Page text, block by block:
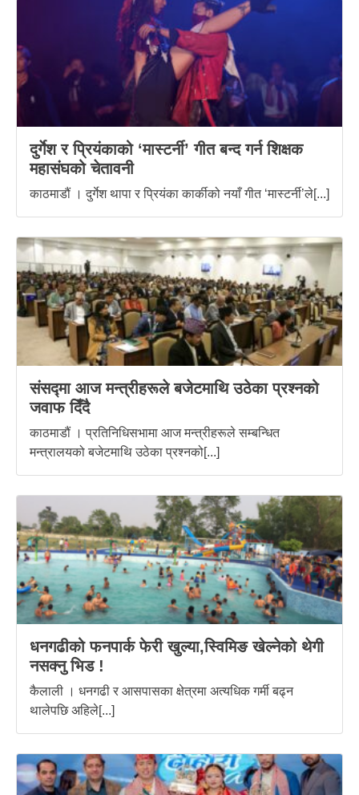
दुर्गेश र प्रियंकाको ‘मास्टर्नी’ गीत बन्द गर्न शिक्षक
महासंघको चेतावनी
काठमाडौं । दुर्गेश थापा र प्रियंका कार्कीको नयाँ गीत ‘मास्टर्नी’ले[...]
संसद्‍मा आज मन्त्रीहरूले बजेटमाथि उठेका प्रश्नको
जवाफ दिँदै
काठमाडौं । प्रतिनिधिसभामा आज मन्त्रीहरूले सम्बन्धित
मन्त्रालयको बजेटमाथि उठेका प्रश्नको[...]
धनगढीको फनपार्क फेरी खुल्या,स्विमिङ खेल्नेको थेगी
नसक्नु भिड !
कैलाली । धनगढी र आसपासका क्षेत्रमा अत्यधिक गर्मी बढ्न
थालेपछि अहिले[...]